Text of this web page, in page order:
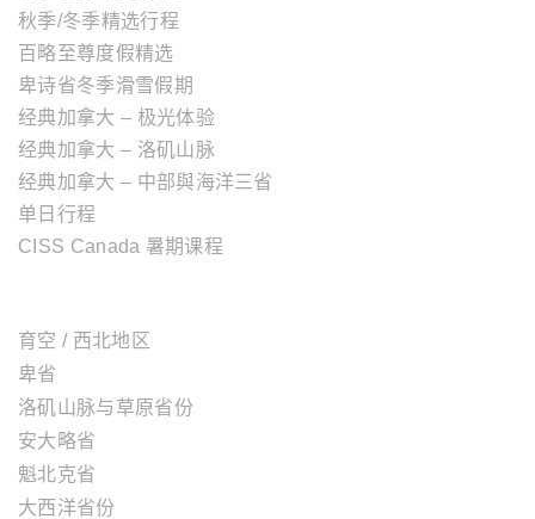
秋季/冬季精选行程
百略至尊度假精选
卑诗省冬季滑雪假期
经典加拿大 – 极光体验
经典加拿大 – 洛矶山脉
经典加拿大 – 中部與海洋三省
单日行程
CISS Canada 暑期课程
育空 / 西北地区
卑省
洛矶山脉与草原省份
安大略省
魁北克省
大西洋省份